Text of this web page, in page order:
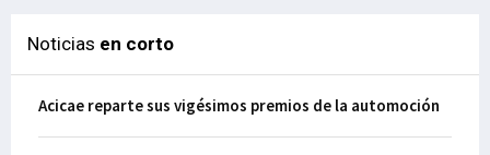
Noticias en corto
Acicae reparte sus vigésimos premios de la automoción